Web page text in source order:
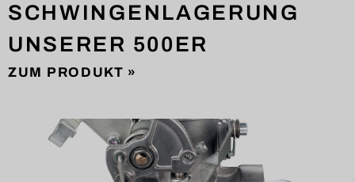
SCHWINGENLAGERUNG
UNSERER 500ER
ZUM PRODUKT »